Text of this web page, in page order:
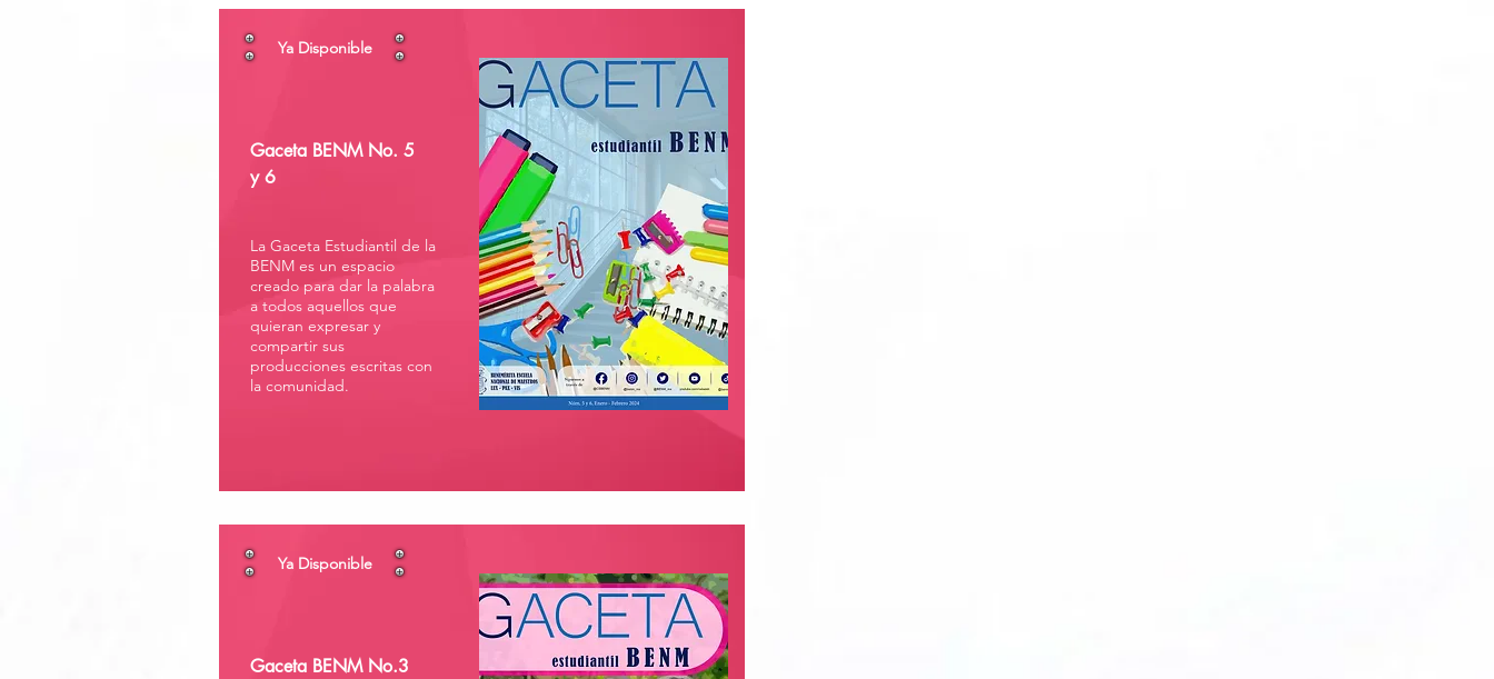
Ya Disponible
Gaceta BENM No. 5
y 6
La Gaceta Estudiantil de la
BENM es un espacio
creado para dar la palabra
a todos aquellos que
quieran expresar y
compartir sus
producciones escritas con
la comunidad.
Ya Disponible
Gaceta BENM No.3